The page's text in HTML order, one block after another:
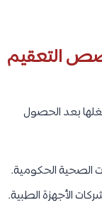
التعقيم
بعد الحصول
الصحية الحكومية.
الأجهزة الطبية.